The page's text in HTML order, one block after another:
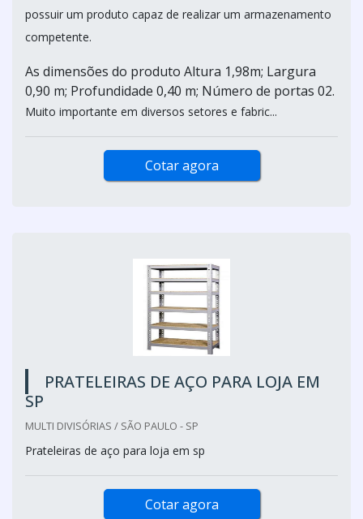
possuir um produto capaz de realizar um armazenamento
competente.
As dimensões do produto Altura 1,98m; Largura
0,90 m; Profundidade 0,40 m; Número de portas 02.
Muito importante em diversos setores e fabric...
Cotar agora
PRATELEIRAS DE AÇO PARA LOJA EM
SP
MULTI DIVISÓRIAS / SÃO PAULO - SP
Prateleiras de aço para loja em sp
Cotar agora